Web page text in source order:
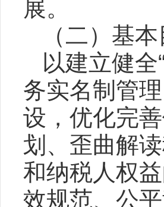
展。
（二）基
以建立健
务实名制管
设，优化完
划、歪曲解
和纳税人权
效规范、公